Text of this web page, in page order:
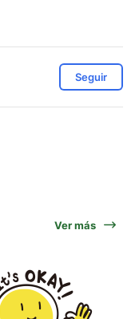
Seguir
Ver más